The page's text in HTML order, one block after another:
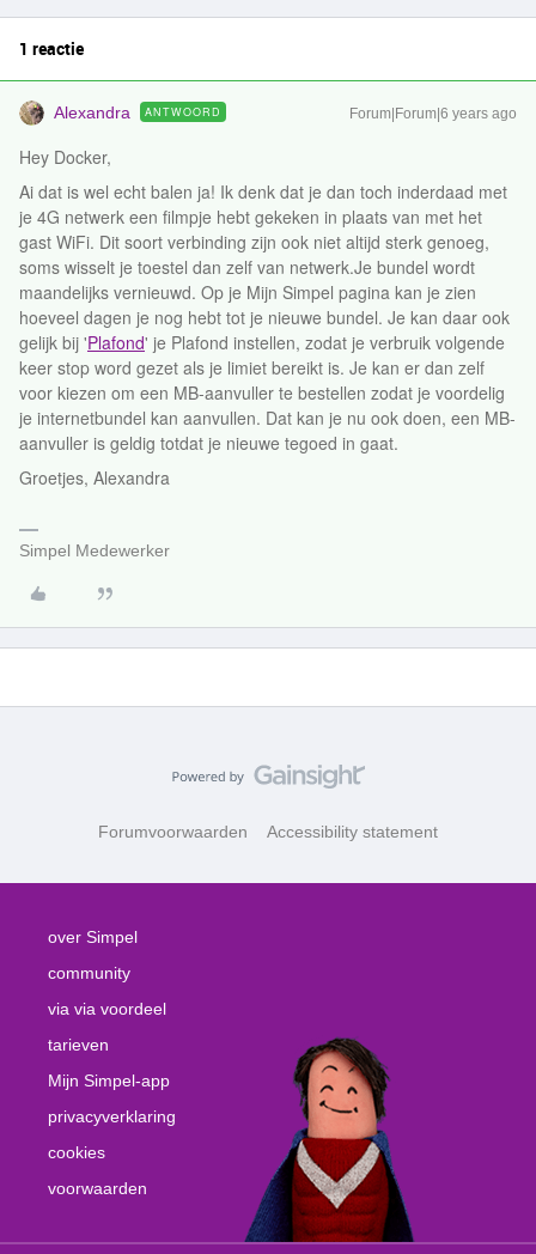
1 reactie
Alexandra ANTWOORD Forum|Forum|6 years ago
Hey Docker,
Ai dat is wel echt balen ja! Ik denk dat je dan toch inderdaad met
je 4G netwerk een filmpje hebt gekeken in plaats van met het
gast WiFi. Dit soort verbinding zijn ook niet altijd sterk genoeg,
soms wisselt je toestel dan zelf van netwerk.Je bundel wordt
maandelijks vernieuwd. Op je Mijn Simpel pagina kan je zien
hoeveel dagen je nog hebt tot je nieuwe bundel. Je kan daar ook
gelijk bij 'Plafond' je Plafond instellen, zodat je verbruik volgende
keer stop word gezet als je limiet bereikt is. Je kan er dan zelf
voor kiezen om een MB-aanvuller te bestellen zodat je voordelig
je internetbundel kan aanvullen. Dat kan je nu ook doen, een MB-
aanvuller is geldig totdat je nieuwe tegoed in gaat.
Groetjes, Alexandra
Simpel Medewerker
Forumvoorwaarden Accessibility statement
over Simpel
community
via via voordeel
tarieven
Mijn Simpel-app
privacyverklaring
cookies
voorwaarden